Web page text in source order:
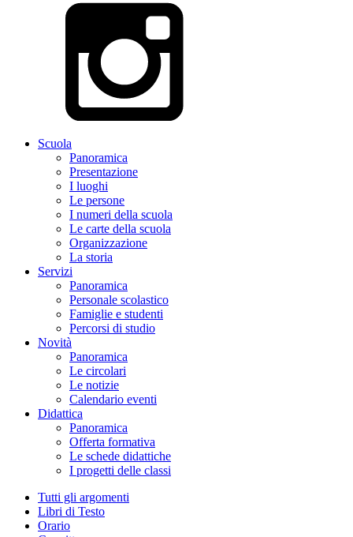
Scuola
Panoramica
Presentazione
I luoghi
Le persone
I numeri della scuola
Le carte della scuola
Organizzazione
La storia
Servizi
Panoramica
Personale scolastico
Famiglie e studenti
Percorsi di studio
Novità
Panoramica
Le circolari
Le notizie
Calendario eventi
Didattica
Panoramica
Offerta formativa
Le schede didattiche
I progetti delle classi
Tutti gli argomenti
Libri di Testo
Orario